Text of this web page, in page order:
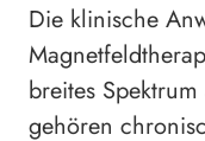
Die klinische
breites
gehören